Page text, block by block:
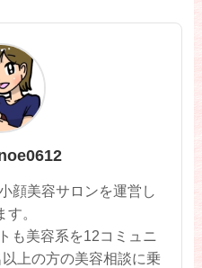
顔美容サロンを運営し
す。
も美容系を12コミュニ
上の方の美容相談に乗